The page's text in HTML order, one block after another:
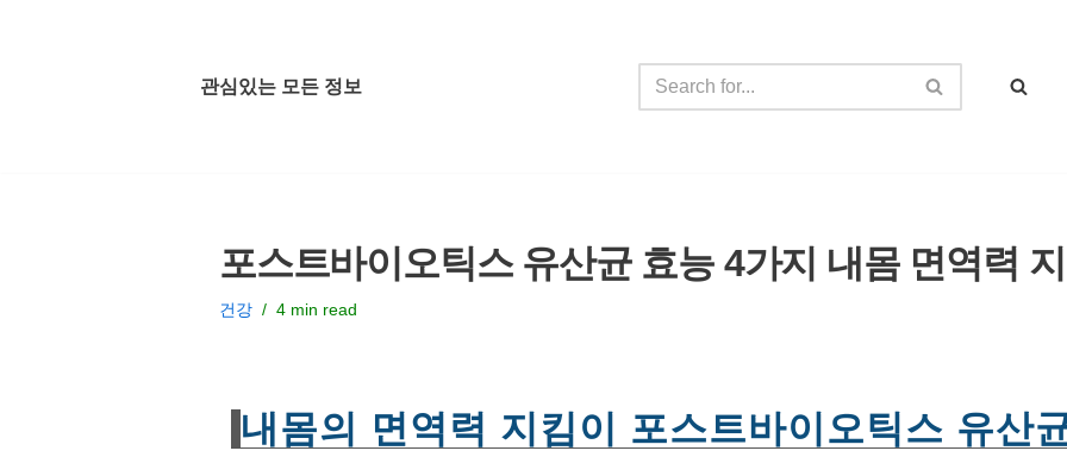
관심있는 모든 정보
포스트바이오틱스 유산균 효능 4가지 내몸 면역력
건강 4 min read
내몸의 면역력 지킴이 포스트바이오틱스 유산